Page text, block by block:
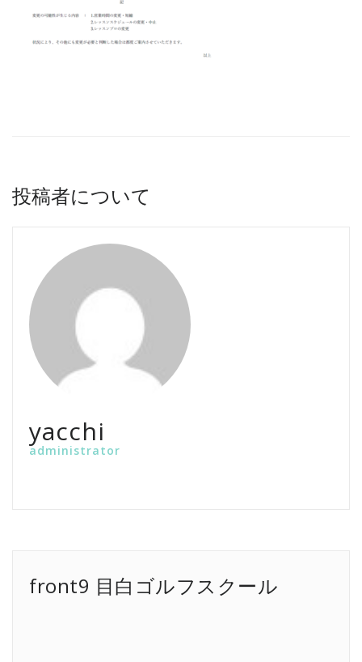
投稿者について
yacchi
administrator
front9 目白ゴルフスクール